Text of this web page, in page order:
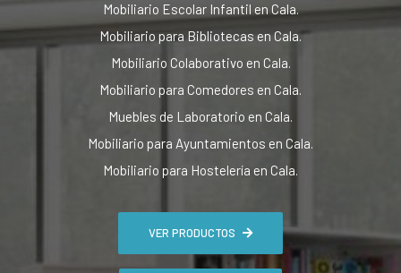
Mobiliario Escolar Infantil en Cala.
Mobiliario para Bibliotecas en Cala.
Mobiliario Colaborativo en Cala.
Mobiliario para Comedores en Cala.
Muebles de Laboratorio en Cala.
Mobiliario para Ayuntamientos en Cala.
Mobiliario para Hostelería en Cala.
VER PRODUCTOS